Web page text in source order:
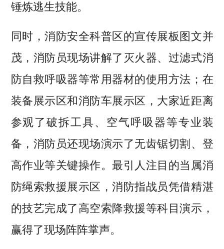
锤炼逃生技能。
同时，消防安全科普区的宣传展板图文并
茂，消防员现场讲解了灭火器、过滤式消
防自救呼吸器等常用器材的使用方法；在
装备展示区和消防车展示区，大家近距离
参观了破拆工具、空气呼吸器等专业装
备，消防员还现场演示了无齿锯切割、登
高作业等关键操作。最引人注目的当属消
防绳索救援展示区，消防指战员凭借精湛
的技艺完成了高空索降救援等科目演示，
赢得了现场阵阵掌声。